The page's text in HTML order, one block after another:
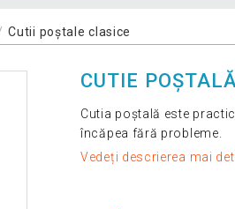
Cutii poștale clasice
CUTIE
Cutia poștală este
încăpea fără probleme.
Vedeți descrierea mai